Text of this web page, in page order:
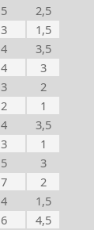
5
2,5
3
1,5
4
3,5
4
3
3
2
2
1
4
3,5
3
1
5
3
7
2
4
1,5
6
4,5